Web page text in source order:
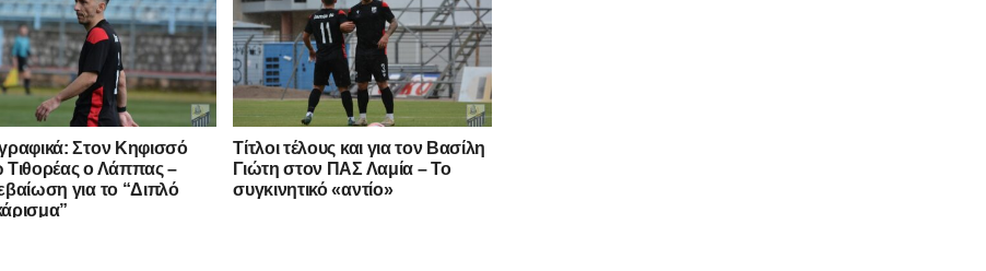
Στον Κηφισσό
Τιθορέας ο Λάππας –
για το “Διπλό
Τίτλοι τέλους και για τον Βασίλη
Γιώτη στον ΠΑΣ Λαμία – Το
συγκινητικό «αντίο»